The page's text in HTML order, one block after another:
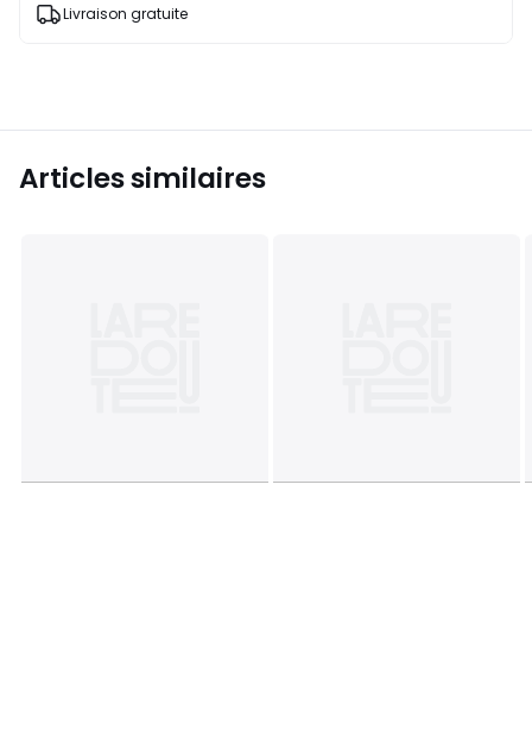
Livraison gratuite
Articles similaires